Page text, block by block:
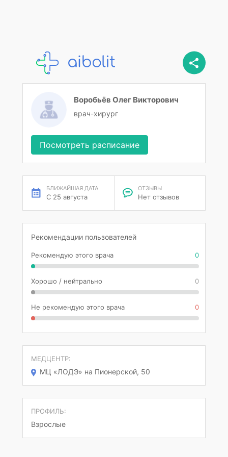
Воробьёв Олег Викторович
врач-хирург
Посмотреть расписание
БЛИЖАЙШАЯ ДАТА
С 25 августа
ОТЗЫВЫ
Нет отзывов
Рекомендации пользователей
Рекомендую этого врача 0
Хорошо / нейтрально 0
Не рекомендую этого врача 0
МЕДЦЕНТР:
МЦ «ЛОДЭ» на Пионерской, 50
ПРОФИЛЬ:
Взрослые